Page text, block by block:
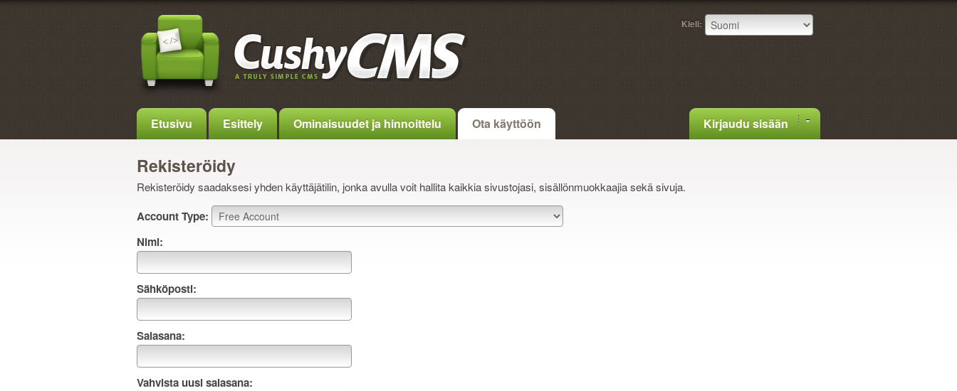
Kieli:
Etusivu Esittely Ominaisuudet ja hinnoittelu Ota käyttöön Kirjaudu sisään
Rekisteröidy
Rekisteröidy saadaksesi yhden käyttäjätilin, jonka avulla voit hallita kaikkia sivustojasi, sisällönmuokkaajia sekä sivuja.
Account Type:
Nimi:
Sähköposti:
Salasana:
Vahvista uusi salasana: